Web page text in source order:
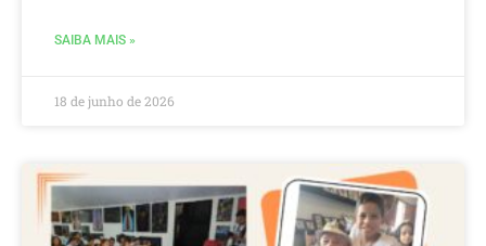
SAIBA MAIS »
18 de junho de 2026